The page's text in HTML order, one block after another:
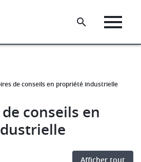
de conseils en propriété industrielle
conseils en
Afficher tout